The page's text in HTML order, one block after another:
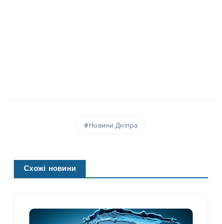
Новини Дніпра
Схожі новини